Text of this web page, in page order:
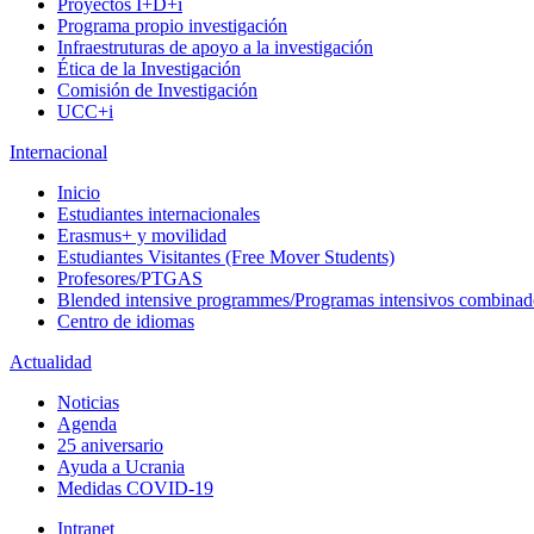
Proyectos I+D+i
Programa propio investigación
Infraestruturas de apoyo a la investigación
Ética de la Investigación
Comisión de Investigación
UCC+i
Internacional
Inicio
Estudiantes internacionales
Erasmus+ y movilidad
Estudiantes Visitantes (Free Mover Students)
Profesores/PTGAS
Blended intensive programmes/Programas intensivos
Centro de idiomas
Actualidad
Noticias
Agenda
25 aniversario
Ayuda a Ucrania
Medidas COVID-19
Intranet